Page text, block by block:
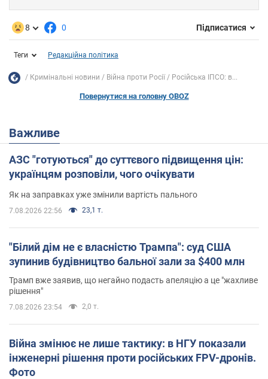
8 0 Підписатися
Теги Редакційна політика
Кримінальні новини Війна проти Росії Російська ІПСО: в...
Повернутися на головну OBOZ
Важливе
АЗС "готуються" до суттєвого підвищення цін:
українцям розповіли, чого очікувати
Як на заправках уже змінили вартість пального
7.08.2026 22:56 23,1 т.
"Білий дім не є власністю Трампа": суд США
зупинив будівництво бальної зали за $400 млн
Трамп вже заявив, що негайно подасть апеляцію а це "жахливе
рішення"
7.08.2026 23:54 2,0 т.
Війна змінює не лише тактику: в НГУ показали
інженерні рішення проти російських FPV-дронів.
Фото